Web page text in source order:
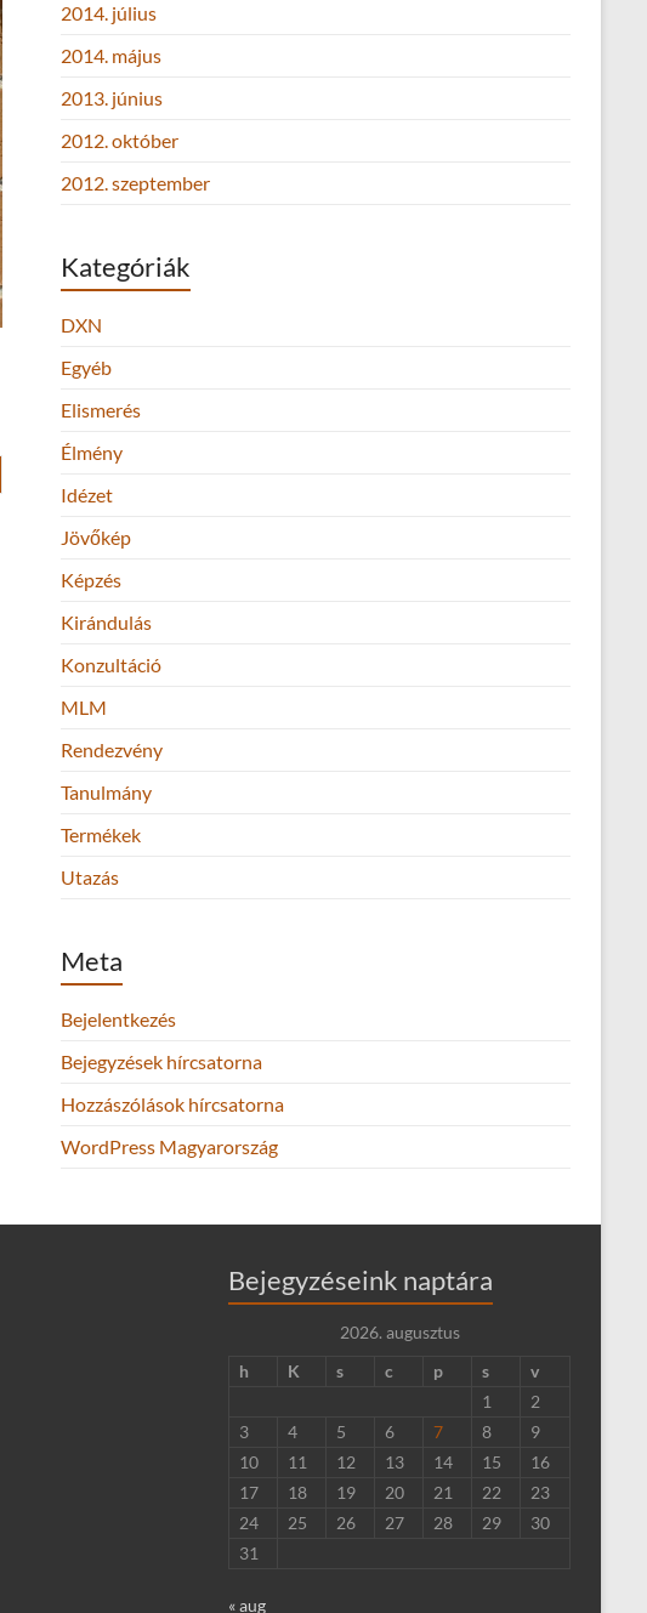
2014. július
2014. május
2013. június
2012. október
2012. szeptember
Kategóriák
DXN
Egyéb
Elismerés
Élmény
Idézet
Jövőkép
Képzés
Kirándulás
Konzultáció
MLM
Rendezvény
Tanulmány
Termékek
Utazás
Meta
Bejelentkezés
Bejegyzések hírcsatorna
Hozzászólások hírcsatorna
WordPress Magyarország
Bejegyzéseink naptára
2026. augusztus
h
K s c p s
v
1
2
3
4 5 6 7 8
9
10
11 12 13 14 15
16
17
18 19 20 21 22
23
24
25 26 27 28 29
30
31
« aug